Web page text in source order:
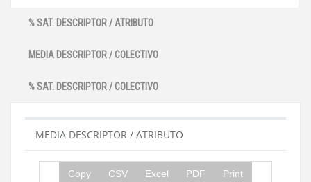
% SAT. DESCRIPTOR / ATRIBUTO
MEDIA DESCRIPTOR / COLECTIVO
% SAT. DESCRIPTOR / COLECTIVO
MEDIA DESCRIPTOR / ATRIBUTO
Copy CSV Excel PDF Print